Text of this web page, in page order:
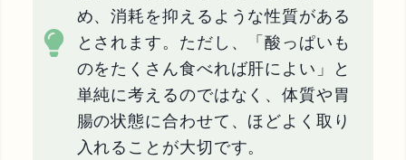
め、消耗を抑えるような性質がある
とされます。ただし、「酸っぱいも
のをたくさん食べれば肝によい」と
単純に考えるのではなく、体質や胃
腸の状態に合わせて、ほどよく取り
入れることが大切です。